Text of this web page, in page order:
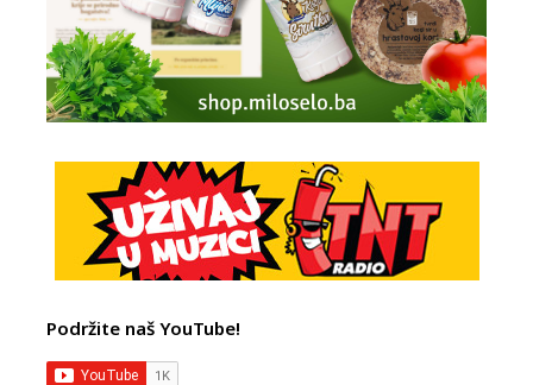
Podržite naš YouTube!